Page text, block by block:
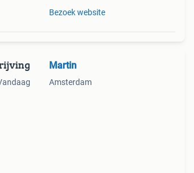
Bezoek website
Martin
Amsterdam